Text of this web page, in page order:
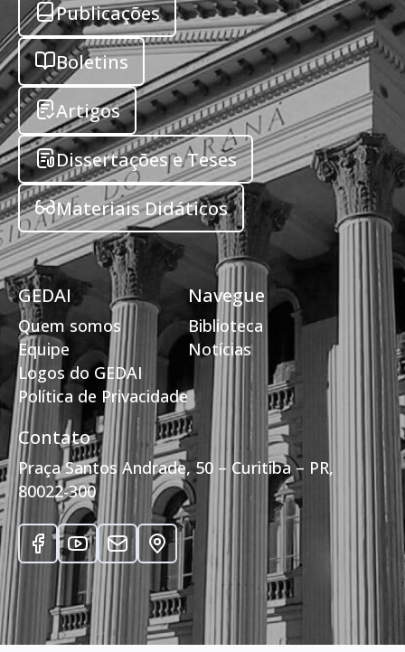
Publicações
Boletins
Artigos
Dissertações e Teses
Materiais Didáticos
GEDAI
Quem somos
Equipe
Logos do GEDAI
Política de Privacidade
Navegue
Biblioteca
Notícias
Contato
Praça Santos Andrade, 50 – Curitiba – PR,
80022-300